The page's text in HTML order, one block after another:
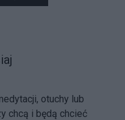
otuchy lub
chcą i będą chcieć